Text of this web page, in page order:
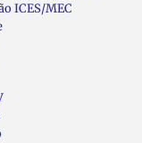
ICES/MEC